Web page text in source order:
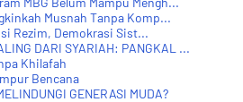
Musnah Tanpa Komp...
Rezim, Demokrasi Sist...
DARI SYARIAH: PANGKAL ...
Khilafah
Bencana
GENERASI MUDA?